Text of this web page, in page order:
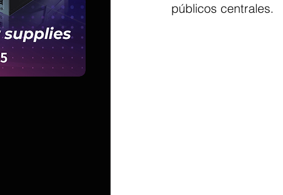
públicos centrales.